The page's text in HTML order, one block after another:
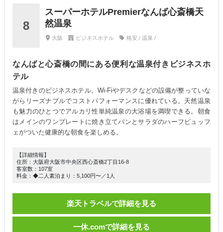
8
スーパーホテルPremierなんば心斎橋天
然温泉
大阪 ビジネスホテル 格安 / 温泉 /
なんばと心斎橋の間にある便利な温泉付きビジネスホ
テル
温泉付きのビジネスホテル。Wi-Fiやデスクなどの設備が整っていな
がらリーズナブルでコストパフォーマンスに優れている。天然温泉
も魅力のひとつでアルカリ性単純温泉の大浴場を満喫できる。朝食
はメインのワンプレートに焼き立てパンとサラダのハーフビュッフ
ェがついた健康的な朝食を楽しめる。
【詳細情報】
住所：大阪府大阪市中央区西心斎橋2丁目16-8
客室数：107室
料金：◆二人素泊まり：5,100円〜／1人
楽天トラベルで詳細を見る
一休.comで詳細を見る